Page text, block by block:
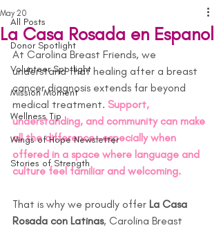
All Posts
Donor Spotlight
Volunteer Spotlight
Mission Moment
Wellness Tip
Wings of Hope Newsletter
Stories of Strength
La Casa Rosada en Espanol
May 20
At Carolina Breast Friends, we
understand that healing after a breast
cancer diagnosis extends far beyond
medical treatment. Support,
understanding, and community can make
all the difference—especially when
offered in a space where language and
culture feel familiar and welcoming.
That is why we proudly offer La Casa
Rosada con Latinas, Carolina Breast